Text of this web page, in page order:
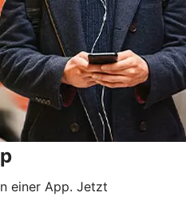
einer App. Jetzt